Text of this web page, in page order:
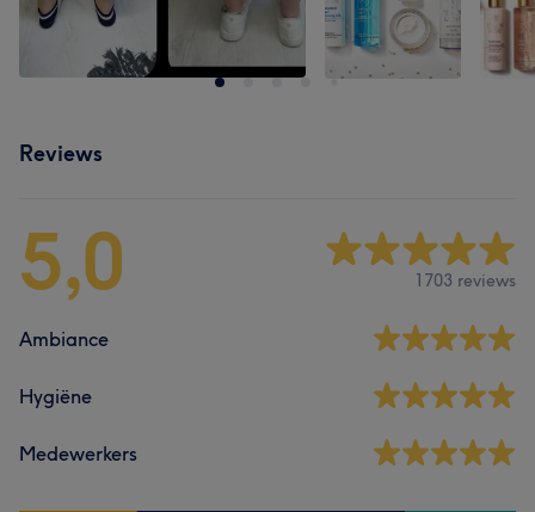
Reviews
5,0 1703 reviews
Ambiance
Hygiëne
Medewerkers